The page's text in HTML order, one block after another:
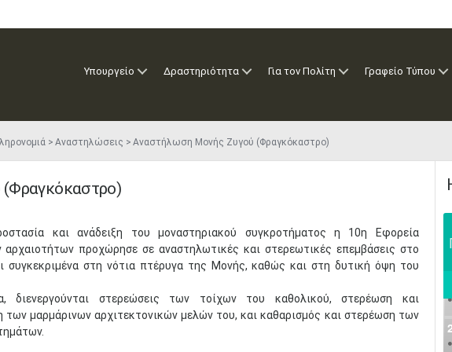
Υπουργείο Δραστηριότητα Για τον Πολίτη Γραφείο Τύπου
Αναστηλώσεις Αναστήλωση Μονής Ζυγού (Φραγκόκαστρο)
και ανάδειξη του μοναστηριακού συγκροτήματος η 10η Εφορεία
αρχαιοτήτων προχώρησε σε αναστηλωτικές και στερεωτικές επεμβάσεις στο
συγκεκριμένα στη νότια πτέρυγα της Μονής, καθώς και στη δυτική όψη του
διενεργούνται στερεώσεις των τοίχων του καθολικού, στερέωση και
των μαρμάρινων αρχιτεκτονικών μελών του, και καθαρισμός και στερέωση των
•
•